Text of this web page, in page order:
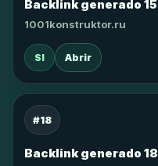
Backlink generado 15
1001konstruktor.ru
SI Abrir
#18
Backlink generado 18